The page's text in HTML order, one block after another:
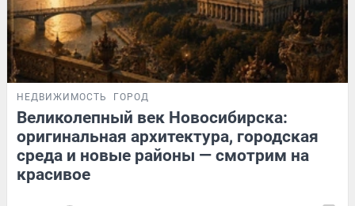
НЕДВИЖИМОСТЬ ГОРОД
Великолепный век Новосибирска:
оригинальная архитектура, городская
среда и новые районы — смотрим на
красивое